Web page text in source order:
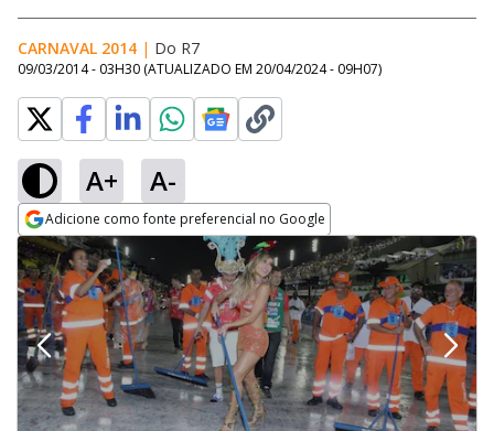
CARNAVAL 2014 | Do R7
09/03/2014 - 03H30 (ATUALIZADO EM 20/04/2024 - 09H07)
A+ A-
Adicione como fonte preferencial no Google
Opens in new window